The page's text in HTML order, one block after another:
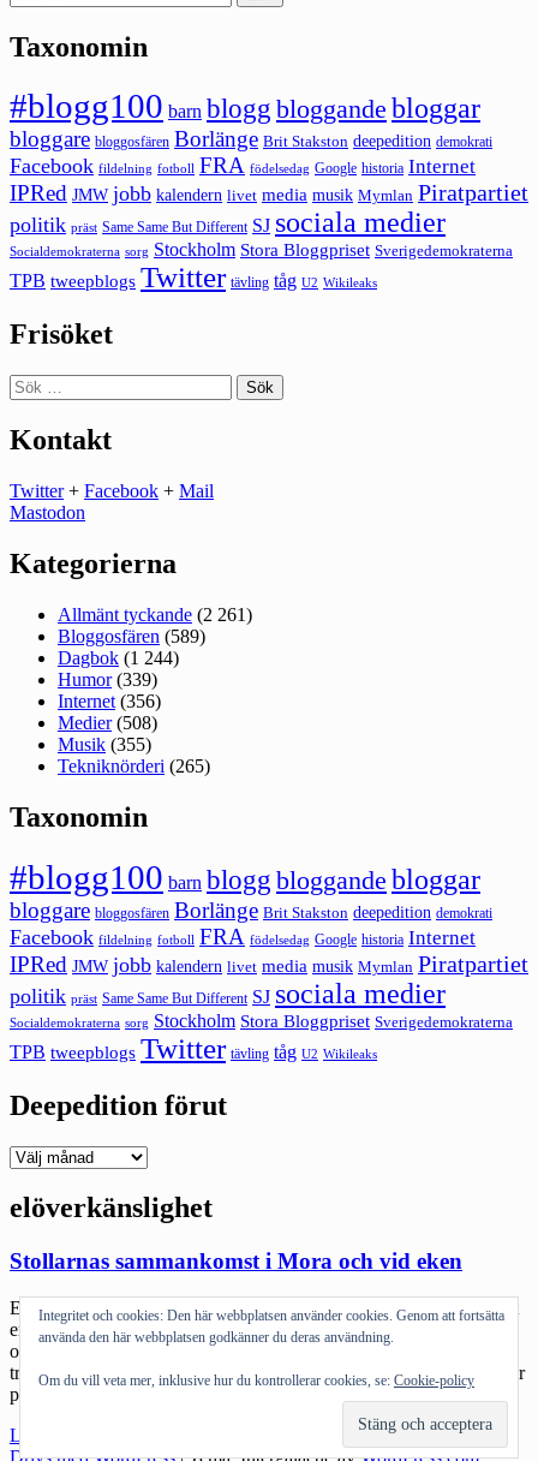
efter:
Taxonomin
#blogg100 barn blogg bloggande bloggar
bloggare bloggosfären Borlänge Brit Stakston deepedition demokrati
Facebook fildelning fotboll FRA födelsedag Google historia Internet
IPRed JMW jobb kalendern livet media musik Mymlan Piratpartiet
politik präst Same Same But Different SJ sociala medier
Socialdemokraterna sorg Stockholm Stora Bloggpriset Sverigedemokraterna
TPB tweepblogs Twitter tävling tåg U2 Wikileaks
Frisöket
Sök
efter:
Kontakt
Twitter+ Facebook + Mail
Mastodon
Kategorierna
Allmänt tyckande (2 261)
Bloggosfären (589)
Dagbok (1 244)
Humor(339)
Internet (356)
Medier(508)
Musik (355)
Tekniknörderi (265)
Taxonomin
#blogg100 barn blogg bloggande bloggar
bloggare bloggosfären Borlänge Brit Stakston deepedition demokrati
Facebook fildelning fotboll FRA födelsedag Google historia Internet
IPRed JMW jobb kalendern livet media musik Mymlan Piratpartiet
politik präst Same Same But Different SJ sociala medier
Socialdemokraterna sorg Stockholm Stora Bloggpriset Sverigedemokraterna
TPB tweepblogs Twitter tävling tåg U2 Wikileaks
Deepedition förut
Deepedition
elöverkänslighet
Stollarnas sammankomst i Mora och vid eken
Eken är äntligen nere. Jag kan inte låta bli att fascineras av både det
engagemang som så många personer uppbådat för ett gammalt träd
och det mediauppbåd som spenderat mängder av dyr medietid på
trädet och krigsrubriker. Oavsett om det handlar om att man behöver
plats för utbyggnad av spårvägen eller omsorg om att folk […]
Läs mer
sammankomst
Drivs med WordPress |Tema: Intergalactic avWordPress.com.
Integritet och cookies: Den här webbplatsen använder cookies. Genom att fortsätta
använda den här webbplatsen godkänner du deras användning.
Om du vill veta mer, inklusive hur du kontrollerar cookies, se: Cookie-policy